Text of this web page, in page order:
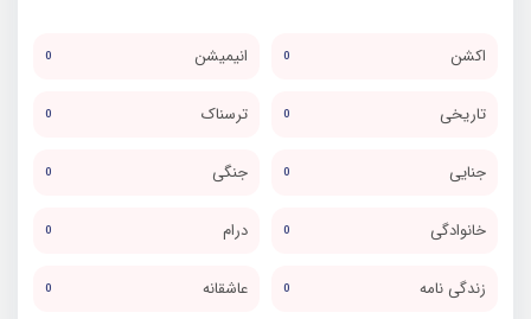
اکشن 0 انیمیشن 0
تاریخی 0 ترسناک 0
جنایی 0 جنگی 0
خانوادگی 0 درام 0
زندگی نامه 0 عاشقانه 0